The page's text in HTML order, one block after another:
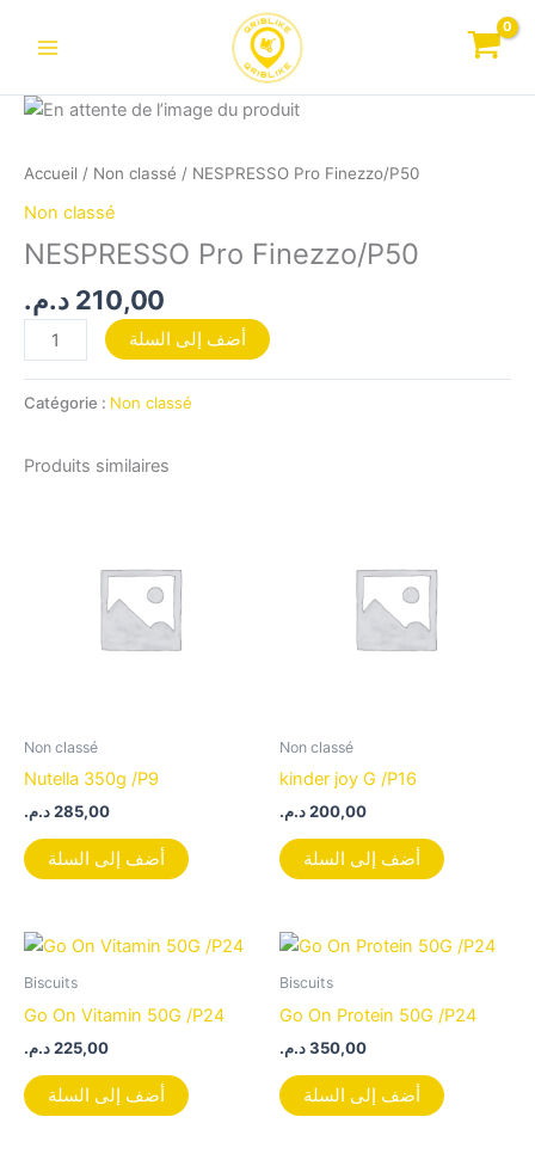
Accueil / Non classé / NESPRESSO Pro Finezzo/P50
Non classé
NESPRESSO Pro Finezzo/P50
210,00 د.م.
quantité
NESPRESSO
Finezzo/P50
أضف إلى السلة
Catégorie : Non classé
Produits similaires
Non classé
Nutella 350g /P9
285,00د.م.
أضف إلى السلة
Non classé
kinder joy G /P16
200,00د.م.
أضف إلى السلة
Biscuits
Go On Vitamin 50G /P24
225,00د.م.
أضف إلى السلة
Biscuits
Go On Protein 50G /P24
350,00د.م.
أضف إلى السلة